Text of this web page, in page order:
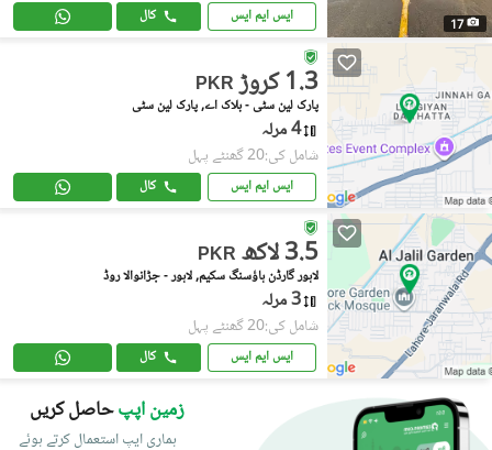
17 ایس ایم ایس کال
PKR 1.3 کروڑ
پارک لین سٹی - بلاک اے, پارک لین سٹی
4 مرلہ
شامل کی:20 گھنٹے پہل
ایس ایم ایس کال
PKR 3.5 لاکھ
لاہور گارڈن ہاؤسنگ سکیم, لاہور - جڑانوالا روڈ
3 مرلہ
شامل کی:20 گھنٹے پہل
ایس ایم ایس کال
زمین اپپحاصل کریں
ہماری ایپ استعمال کرتے ہوئے